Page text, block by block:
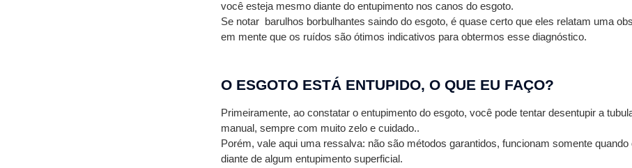
você esteja mesmo diante do entupimento nos canos do esgoto.
Se notar  barulhos borbulhantes saindo do esgoto, é quase certo que eles relatam uma
em mente que os ruídos são ótimos indicativos para obtermos esse diagnóstico.
O ESGOTO ESTÁ ENTUPIDO, O QUE EU FAÇO?
Primeiramente, ao constatar o entupimento do esgoto, você pode tentar desentupir a
manual, sempre com muito zelo e cuidado..
Porém, vale aqui uma ressalva: não são métodos garantidos, funcionam somente quando
diante de algum entupimento superficial.